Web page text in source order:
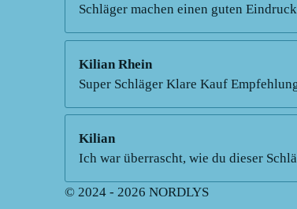
Schläger machen einen guten
Kilian Rhein
Super Schläger Klare Kauf
Kilian
Ich war überrascht, wie du dieser
© 2024 - 2026 NORDLYS